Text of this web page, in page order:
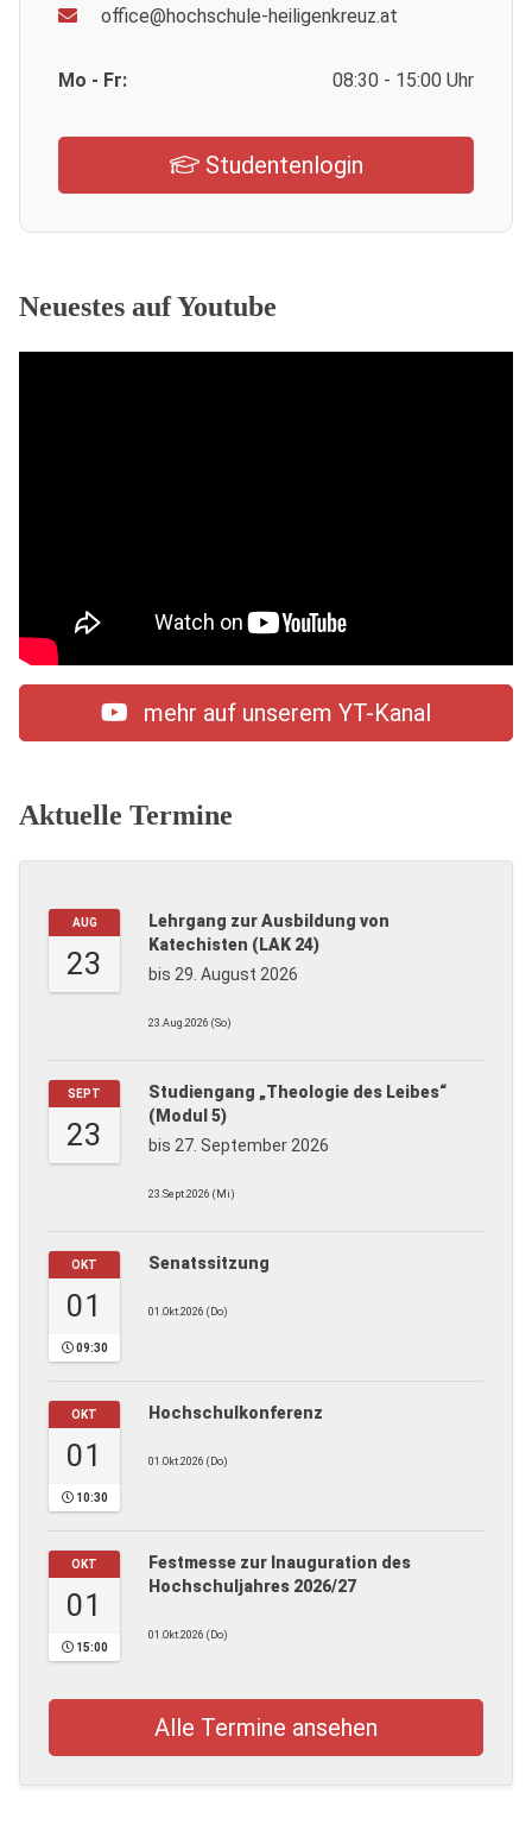
office@hochschule-heiligenkreuz.at
Mo - Fr: 08:30 - 15:00 Uhr
Studentenlogin
Neuestes auf Youtube
mehr auf unserem YT-Kanal
Aktuelle Termine
AUG
23
Lehrgang zur Ausbildung von
Katechisten (LAK 24)
bis 29. August 2026
23.Aug.2026 (So)
SEPT
23
Studiengang „Theologie des Leibes“
(Modul 5)
bis 27. September 2026
23.Sept.2026 (Mi)
OKT
01
09:30
Senatssitzung
01.Okt.2026 (Do)
OKT
01
10:30
Hochschulkonferenz
01.Okt.2026 (Do)
OKT
01
15:00
Festmesse zur Inauguration des
Hochschuljahres 2026/27
01.Okt.2026 (Do)
Alle Termine ansehen